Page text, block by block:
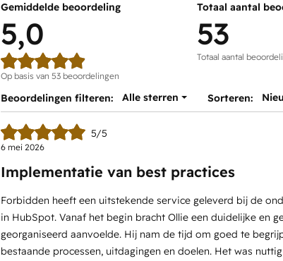
Gemiddelde beoordeling
5,0
Op basis van 53 beoordelingen
Totaal aantal
53
Totaal aantal
Beoordelingen filteren:
Alle sterren Sorteren:
5/5
6 mei 2026
Implementatie van best practices
Forbidden heeft een uitstekende service geleverd bij de
in HubSpot. Vanaf het begin bracht Ollie een duidelijke en
georganiseerd aanvoelde. Hij nam de tijd om goed te
bestaande processen, uitdagingen en doelen. Het was